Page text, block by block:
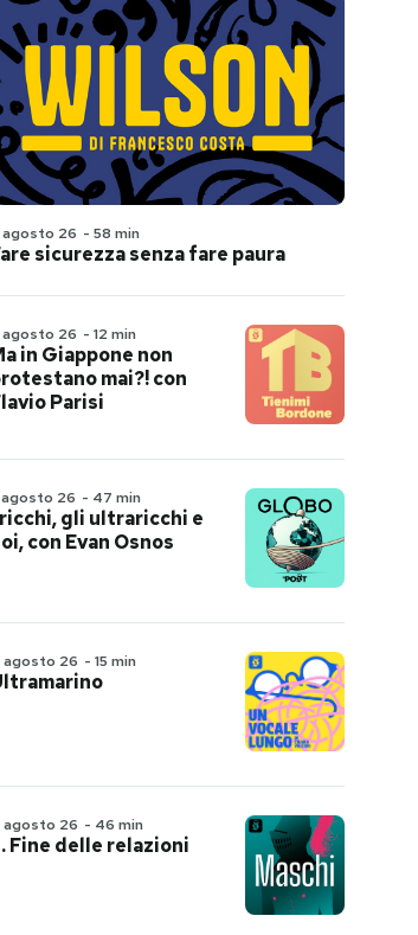
agosto 26 - 58 min
sicurezza senza fare paura
agosto 26 - 12 min
in Giappone non
mai?! con
Parisi
agosto 26 - 47 min
gli ultraricchi e
con Evan Osnos
agosto 26 - 15 min
agosto 26 - 46 min
Fine delle relazioni